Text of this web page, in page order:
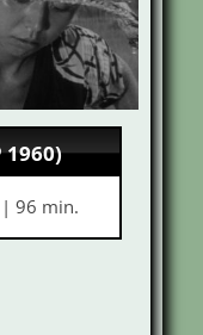
1960)
| 96 min.